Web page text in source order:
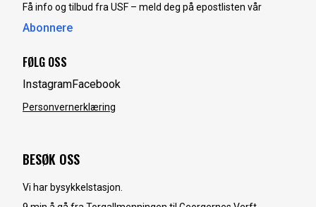
Få info og tilbud fra USF – meld deg på epostlisten vår
Abonnere
FØLG OSS
InstagramFacebook
Personvernerklæring
BESØK OSS
Vi har bysykkelstasjon.